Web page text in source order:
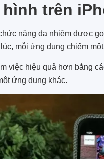
trên
năng đa nhiệm được
mỗi ứng dụng chiếm
việc hiệu quả hơn bằng
ứng dụng khác.